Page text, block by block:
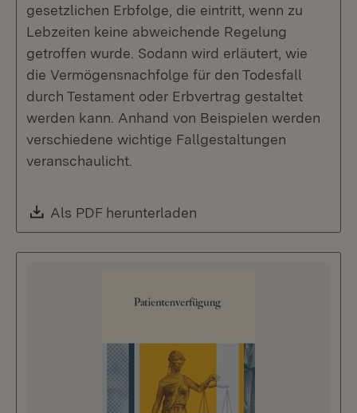
gesetzlichen Erbfolge, die eintritt, wenn zu
Lebzeiten keine abweichende Regelung
getroffen wurde. Sodann wird erläutert, wie
die Vermögensnachfolge für den Todesfall
durch Testament oder Erbvertrag gestaltet
werden kann. Anhand von Beispielen werden
verschiedene wichtige Fallgestaltungen
veranschaulicht.
Download:
Als PDF herunterladen